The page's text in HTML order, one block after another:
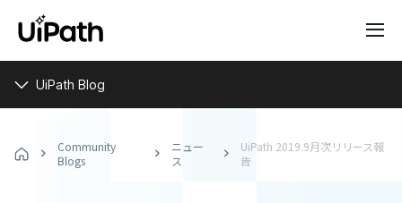
UiPath Blog
Community
Blogs
ニュー
ス
UiPath 2019.9月次リリース報
告